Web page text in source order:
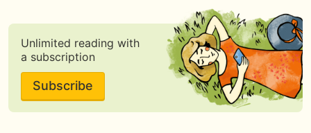
Unlimited reading with
a subscription
Subscribe